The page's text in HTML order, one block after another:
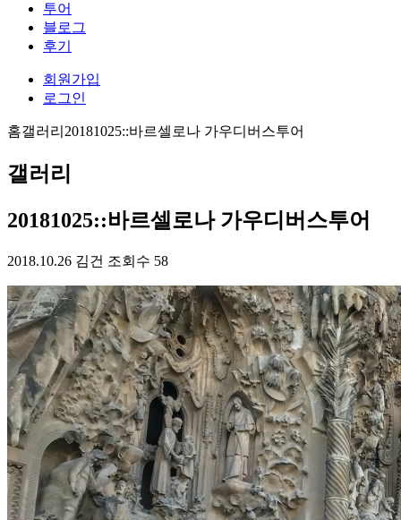
투어
블로그
후기
회원가입
로그인
홈갤러리 20181025::바르셀로나 가우디버스투어
갤러리
20181025::바르셀로나 가우디버스투어
2018.10.26 김건 조회수 58